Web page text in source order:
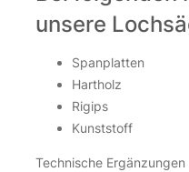
unsere
Spanplatten
Hartholz
Rigips
Kunststoff
Technische